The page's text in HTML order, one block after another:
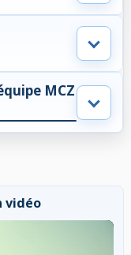
MCZ
vidéo